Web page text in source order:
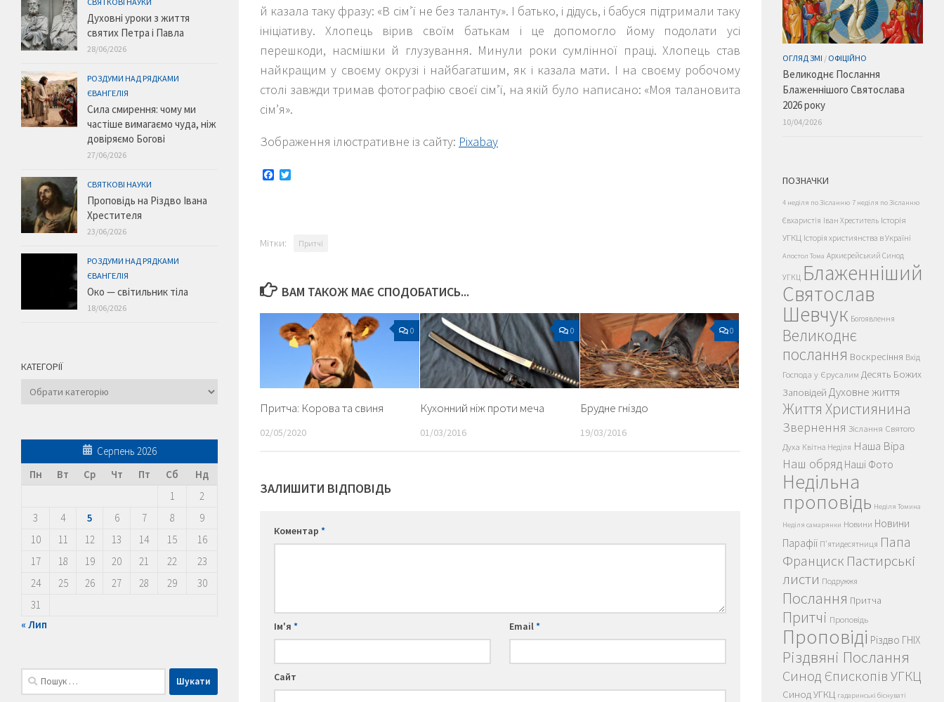
й казала таку фразу: «В сім’ї не без таланту». І батько, і дідусь, і бабуся підтримали таку
ініціативу. Хлопець вірив своїм батькам і це допомогло йому подолати усі
перешкоди, насмішки й глузування. Минули роки сумлінної праці. Хлопець став
найкращим у своєму окрузі і найбагатшим, як і казала мати. І на своєму робочому
столі завжди тримав фотографію своєї сім’ї, на якій було написано: «Моя талановита
сім’я».
Зображення ілюстративне із сайту: Pixabay
Facebook
Мітки: Притчі
ВАМ ТАКОЖ МАЄ СПОДОБАТИСЬ...
0
Притча: Корова та свиня
02/05/2020
0
Кухонний ніж проти меча
01/03/2016
0
Брудне гніздо
19/03/2016
ЗАЛИШИТИ ВІДПОВІДЬ
Коментар *
Ім'я * Email*
Сайт
Духовні уроки з життя
святих Петра і Павла
28/06/2026
РОЗДУМИ НАД РЯДКАМИ
ЄВАНГЕЛІЯ
Сила смирення: чому ми
частіше вимагаємо чуда, ніж
довіряємо Богові
27/06/2026
СВЯТКОВІ НАУКИ
Проповідь на Різдво Івана
Хрестителя
23/06/2026
РОЗДУМИ НАД РЯДКАМИ
ЄВАНГЕЛІЯ
Око — світильник тіла
18/06/2026
КАТЕГОРІЇ
Категорії
Серпень 2026
Пн
Вт Ср Чт Пт Сб
Нд
1
2
3
4 5 6 7 8
9
10
11 12 13 14 15
16
17
18 19 20 21 22
23
24
25 26 27 28 29
30
31
« Лип
Пошук:
ОГЛЯД ЗМІ / ОФІЦІЙНО
Великоднє Послання
Блаженнішого Святослава
2026 року
10/04/2026
ПОЗНАЧКИ
4 неділя по Зісланню 7 неділя по Зісланню
Євхаристія Іван Хреститель Історія
УГКЦ Історія християнства в Україні
Апостол Тома Архиєрейський Синод
УГКЦ Блаженніший
Святослав
Шевчук Богоявлення
Великоднє
послання Воскресіння Вхід
Господа у Єрусалим Десять Божих
Заповідей Духовне життя
Життя Християнина
Звернення Зіслання Святого
Духа Квітна Неділя Наша Віра
Наш обряд Наші Фото
Недільна
проповідь Неділя Томина
Неділя самарянки Новини Новини
Парафії П'ятидесятниця Папа
Франциск Пастирські
листи Подружжя
Послання Притча
Притчі Проповідь
Проповіді Різдво ГНІХ
Різдвяні Послання
Синод Єпископів УГКЦ
Синод УГКЦ гадаринські біснуваті